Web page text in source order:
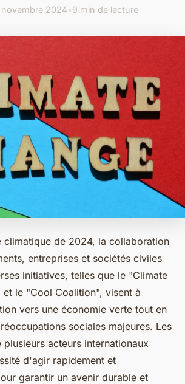
novembre 2024•9 min de lecture
climatique de 2024, la collaboration
entreprises et sociétés civiles
initiatives, telles que le "Climate
le "Cool Coalition", visent à
vers une économie verte tout en
sociales majeures. Les
plusieurs acteurs internationaux
d'agir rapidement et
garantir un avenir durable et